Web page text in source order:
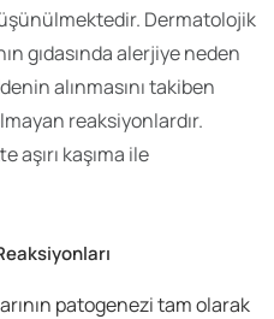
Dermatolojik
gıdasında alerjiye neden
alınmasını takiben
reaksiyonlardır.
aşırı kaşıma ile
patogenezi tam olarak